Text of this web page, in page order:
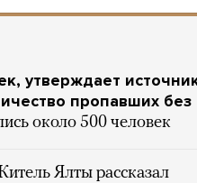
утверждает
пропавших без
около 500 человек
Ялты рассказал